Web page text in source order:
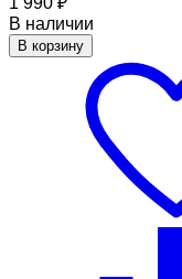
В наличии
В корзину